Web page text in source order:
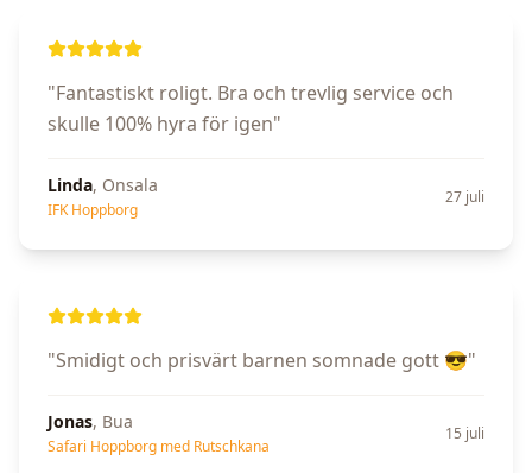
"Fantastiskt roligt. Bra och trevlig service och
skulle 100% hyra för igen"
Linda, Onsala
IFK Hoppborg
27 juli
"Smidigt och prisvärt barnen somnade gott 😎"
Jonas, Bua
Safari Hoppborg med Rutschkana
15 juli